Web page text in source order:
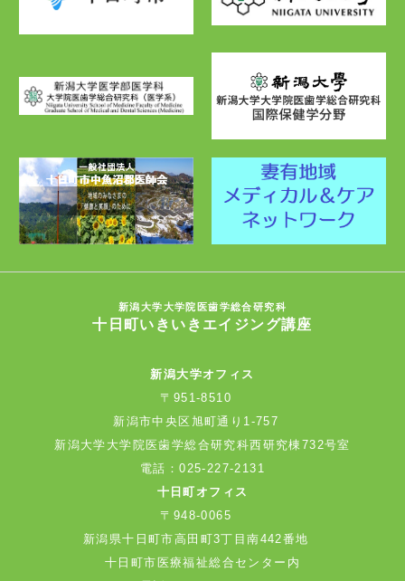
新潟大学大学院医歯学総合研究科
十日町いきいきエイジング講座
新潟大学オフィス
〒951-8510
新潟市中央区旭町通り1-757
新潟大学大学院医歯学総合研究科西研究棟732号室
電話：025-227-2131
十日町オフィス
〒948-0065
新潟県十日町市高田町3丁目南442番地
十日町市医療福祉総合センター内